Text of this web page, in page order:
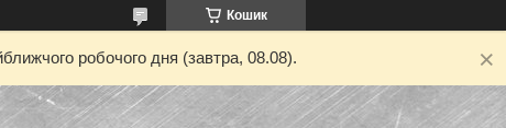
Кошик
робочого дня (завтра, 08.08).